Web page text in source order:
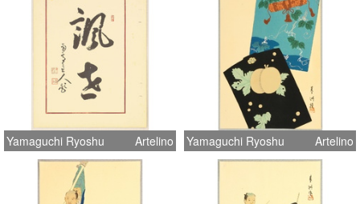
Yamaguchi Ryoshu Artelino Yamaguchi Ryoshu Artelino